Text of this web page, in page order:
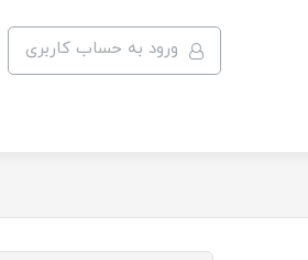
ورود به حساب کاربری